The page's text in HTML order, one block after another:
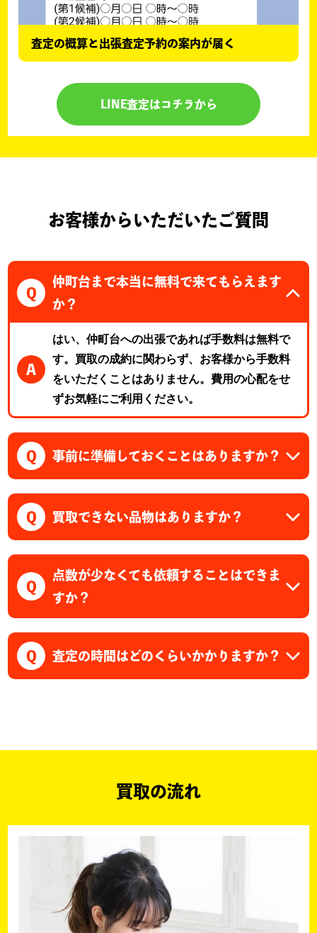
査定の概算と出張査定予約の案内が届く
LINE査定はコチラから
お客様からいただいたご質問
Q
仲町台まで本当に無料で来てもらえます
か？
A
はい、仲町台への出張であれば手数料は無料で
す。買取の成約に関わらず、お客様から手数料
をいただくことはありません。費用の心配をせ
ずお気軽にご利用ください。
Q 事前に準備しておくことはありますか？
Q 買取できない品物はありますか？
Q
点数が少なくても依頼することはできま
すか？
Q 査定の時間はどのくらいかかりますか？
買取の流れ